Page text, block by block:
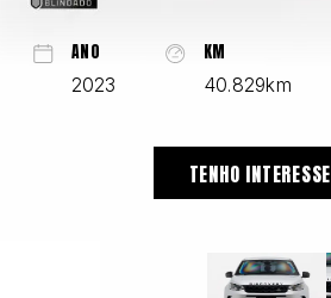
Ford
ANO
2023
KM
40.829km
TENHO INTERESSE